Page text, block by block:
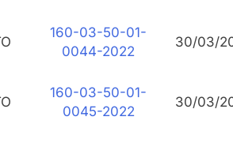
160-03-50-01-
0044-2022
30/03/
160-03-50-01-
0045-2022
30/03/